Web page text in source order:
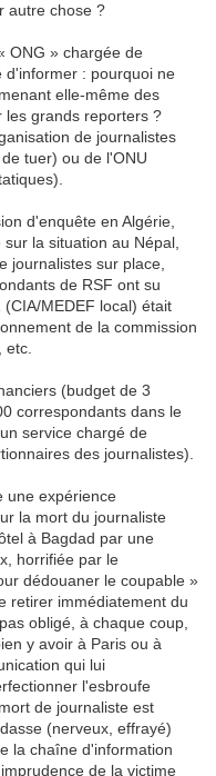
autre chose ?
ONG » chargée de
d'informer : pourquoi ne
elle-même des
les grands reporters ?
de journalistes
tuer) ou de l'ONU
d'enquête en Algérie,
la situation au Népal,
journalistes sur place,
de RSF ont su
MEDEF local) était
de la commission
(budget de 3
correspondants dans le
service chargé de
des journalistes).
une expérience
la mort du journaliste
à Bagdad par une
horrifiée par le
dédouaner le coupable »
retirer immédiatement du
obligé, à chaque coup,
y avoir à Paris ou à
qui lui
l'esbroufe
de journaliste est
(nerveux, effrayé)
la chaîne d'information
de la victime